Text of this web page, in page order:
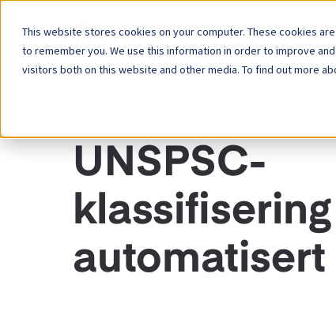
This website stores cookies on your computer. These cookies
to remember you. We use this information in order to improve
visitors both on this website and other media. To find out more
Plattform
UNSPSC-
klassifisering
automatisert